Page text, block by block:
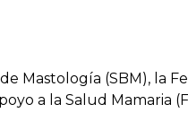
Mastología (SBM), la
a la Salud Mamaria